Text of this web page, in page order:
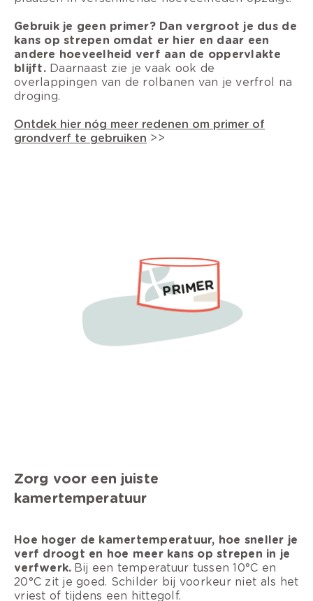
Gebruik je geen primer? Dan vergroot je dus de
kans op strepen omdat er hier en daar een
andere hoeveelheid verf aan de oppervlakte
blijft.Daarnaast zie je vaak ook de
overlappingen van de rolbanen van je verfrol na
droging.
Ontdek hier nóg meer redenen om primer of
grondverf te gebruiken >>
Zorg voor een juiste
kamertemperatuur
Hoe hoger de kamertemperatuur, hoe sneller je
verf droogt en hoe meer kans op strepen in je
verfwerk. Bij een temperatuur tussen 10°C en
20°C zit je goed. Schilder bij voorkeur niet als het
vriest of tijdens een hittegolf.